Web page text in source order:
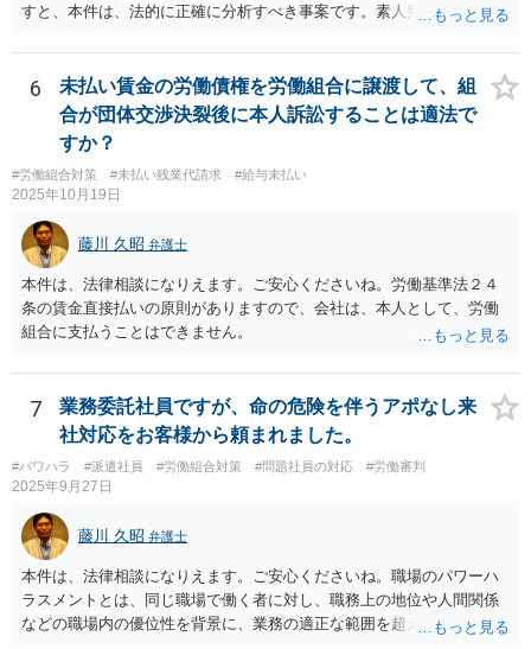
すと、本件は、法的に正確に分析すべき事案です。素人判断は大いに
しい案件です。労働組合への相談も有効です。就業規則の変更では変
更できない労働条件の場合（労働契約法１０条但書）は、労働者の同
意が必要です。この場合、真の同意がいるとされる場合も十分にあり
ます。就業規則の不利益変更問題であれば労働契約法１０条本文に基
づいて判断されます。周知性と合理性の要件の有無が問題となりま
す。合理性は必要性、不利益性、相当性、その他の要素から判断され
ます。良い解決になりますよう祈念しております。法的責任をきちん
と追及されたい場合には、労働法にかなり詳しく、上記に関係した法
理等にも通じた弁護士等に相談し、法的に正確に分析してもらい、今
後の対応を検討するべきです。
6
未払い賃金の労働債権を労働組合に譲渡して、組
合が団体交渉決裂後に本人訴訟することは適法で
すか？
#労働組合対策 #未払い残業代請求 #給与未払い
2025年10月19日
藤川 久昭 弁護士
本件は、法律相談になりえます。ご安心くださいね。労働基準法２４
条の賃金直接払いの原則がありますので、会社は、本人として、労働
組合に支払うことはできません。
7
業務委託社員ですが、命の危険を伴うアポなし来
社対応をお客様から頼まれました。
#パワハラ #派遣社員 #労働組合対策 #問題社員の対応 #労働審判
2025年9月27日
藤川 久昭 弁護士
本件は、法律相談になりえます。ご安心くださいね。職場のパワーハ
ラスメントとは、同じ職場で働く者に対し、職務上の地位や人間関係
などの職場内の優位性を背景に、業務の適正な範囲を超えて、精神